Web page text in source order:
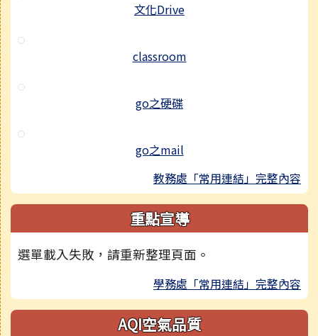
文化Drive
classroom
go之硬碟
go之mail
教務處「常用連結」完整內容
重點宣導
選單載入失敗，請重新整理頁面。
學務處「常用連結」完整內容
AQI空氣品質